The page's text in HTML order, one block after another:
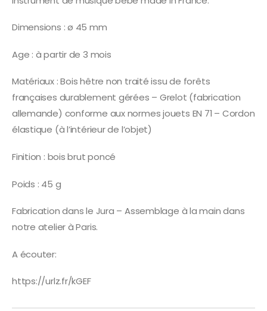
Dimensions : ø 45 mm
Age : à partir de 3 mois
Matériaux : Bois hêtre non traité issu de forêts
françaises durablement gérées – Grelot (fabrication
allemande) conforme aux normes jouets EN 71 – Cordon
élastique (à l’intérieur de l’objet)
Finition : bois brut poncé
Poids : 45 g
Fabrication dans le Jura – Assemblage à la main dans
notre atelier à Paris.
A écouter:
https://urlz.fr/kGEF